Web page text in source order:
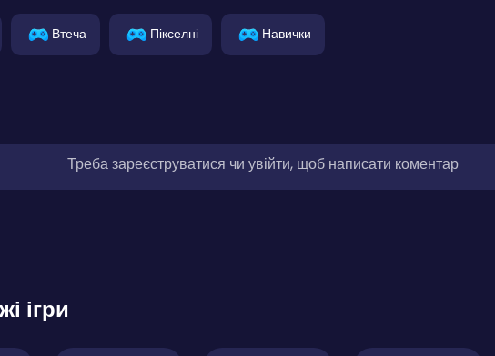
Втеча Пікселні Навички
Треба зареєструватися чи увійти, щоб написати коментар
ігри